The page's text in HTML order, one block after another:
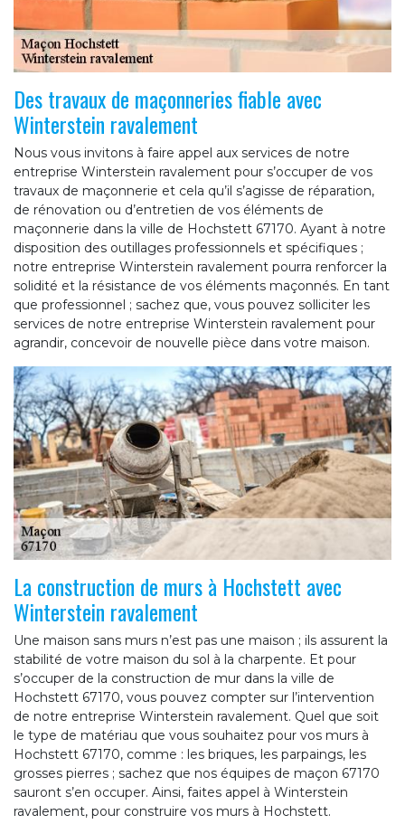
Des travaux de maçonneries fiable avec
Winterstein ravalement
Nous vous invitons à faire appel aux services de notre
entreprise Winterstein ravalement pour s’occuper de vos
travaux de maçonnerie et cela qu’il s’agisse de réparation,
de rénovation ou d’entretien de vos éléments de
maçonnerie dans la ville de Hochstett 67170. Ayant à notre
disposition des outillages professionnels et spécifiques ;
notre entreprise Winterstein ravalement pourra renforcer la
solidité et la résistance de vos éléments maçonnés. En tant
que professionnel ; sachez que, vous pouvez solliciter les
services de notre entreprise Winterstein ravalement pour
agrandir, concevoir de nouvelle pièce dans votre maison.
La construction de murs à Hochstett avec
Winterstein ravalement
Une maison sans murs n’est pas une maison ; ils assurent la
stabilité de votre maison du sol à la charpente. Et pour
s’occuper de la construction de mur dans la ville de
Hochstett 67170, vous pouvez compter sur l’intervention
de notre entreprise Winterstein ravalement. Quel que soit
le type de matériau que vous souhaitez pour vos murs à
Hochstett 67170, comme : les briques, les parpaings, les
grosses pierres ; sachez que nos équipes de maçon 67170
sauront s’en occuper. Ainsi, faites appel à Winterstein
ravalement, pour construire vos murs à Hochstett.